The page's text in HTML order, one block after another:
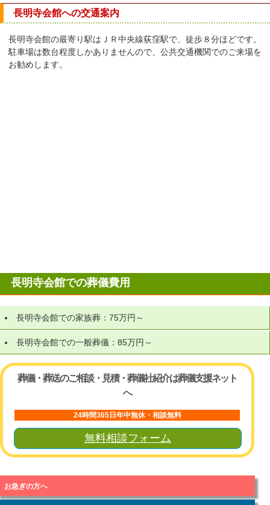
長明寺会館への交通案内
長明寺会館の最寄り駅はＪＲ中央線荻窪駅で、徒歩８分ほどです。
駐車場は数台程度しかありませんので、公共交通機関でのご来場を
お勧めします。
長明寺会館での葬儀費用
長明寺会館での家族葬：75万円～
長明寺会館での一般葬儀：85万円～
葬儀・葬送のご相談・見積・葬儀社紹介は葬儀支援ネット
へ
24時間365日年中無休・相談無料
無料相談フォーム
お急ぎの方へ